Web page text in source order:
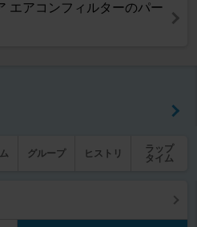
エアコンフィルターのパー
グループ ヒストリ
ラップ
タイム